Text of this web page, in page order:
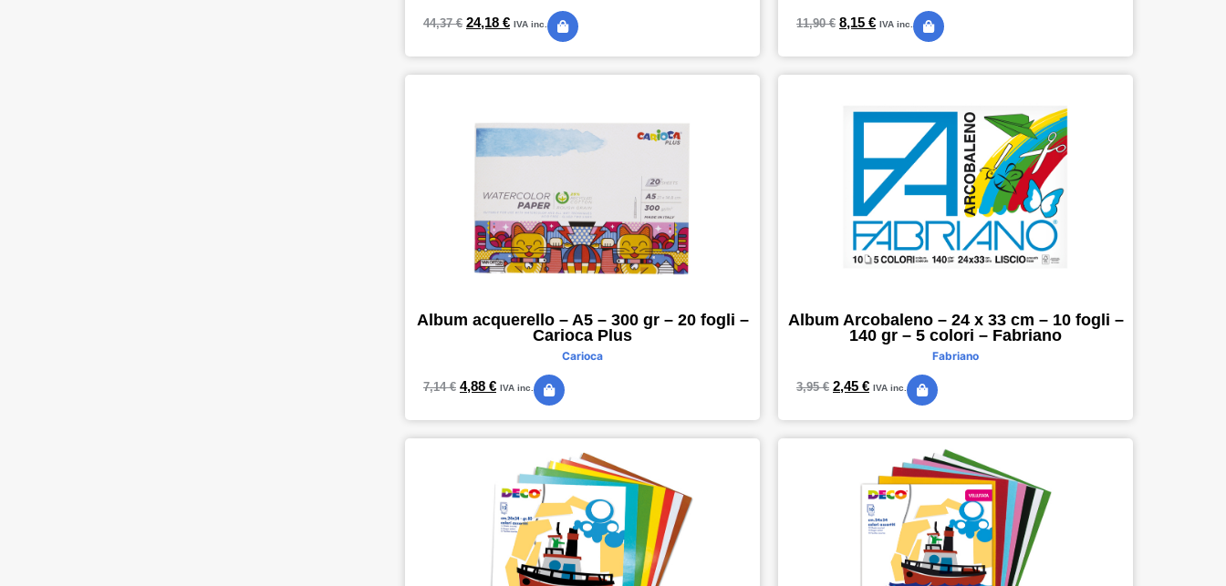
44,37€ 24,18 € IVA inc. 11,90€ 8,15 € IVA inc.
Album acquerello – A5 – 300 gr – 20 fogli –
Carioca Plus
Carioca
7,14€ 4,88 € IVA inc.
Album Arcobaleno – 24 x 33 cm – 10 fogli –
140 gr – 5 colori – Fabriano
Fabriano
3,95€ 2,45 € IVA inc.